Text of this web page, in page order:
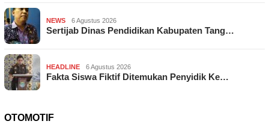
NEWS 6 Agustus 2026
Sertijab Dinas Pendidikan Kabupaten Tang…
HEADLINE 6 Agustus 2026
Fakta Siswa Fiktif Ditemukan Penyidik Ke…
OTOMOTIF